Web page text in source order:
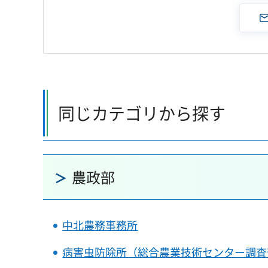
同じカテゴリから探す
農政部
中北農務事務所
病害虫防除所（総合農業技術センター調